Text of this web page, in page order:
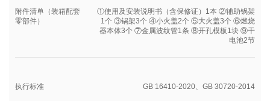
附件清单（装箱配套
零部件）
①使用及安装说明书（含保修证）1本 ②辅助锅架
1个 ③锅架3个 ④小火盖2个 ⑤大火盖3个 ⑥燃烧
器本体3个 ⑦金属波纹管1条 ⑧开孔模板1块 ⑨干
电池2节
执行标准 GB 16410-2020、GB 30720-2014